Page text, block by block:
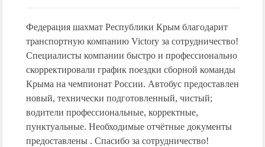
Федерация шахмат Республики Крым благодарит
транспортную компанию Victory за сотрудничество!
Специалисты компании быстро и профессионально
скорректировали график поездки сборной команды
Крыма на чемпионат России. Автобус предоставлен
новый, технически подготовленный, чистый;
водители профессиональные, корректные,
пунктуальные. Необходимые отчётные документы
предоставлены . Спасибо за сотрудничество!